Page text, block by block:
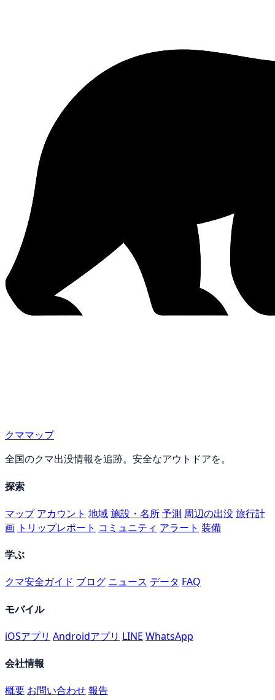
クママップ
全国のクマ出没情報を追跡。安全なアウトドアを。
探索
マップ アカウント 地域施設・名所予測 周辺の出没旅行計
画 トリップレポート コミュニティ アラート 装備
学ぶ
クマ安全ガイド ブログ ニュース データ FAQ
モバイル
iOSアプリ Androidアプリ LINE WhatsApp
会社情報
概要 お問い合わせ報告